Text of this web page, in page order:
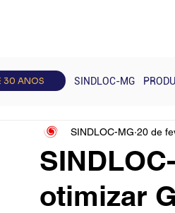
30 ANOS SINDLOC-MG
Artigos Cursos e
otimizar
SINDLOC-MG 20 de